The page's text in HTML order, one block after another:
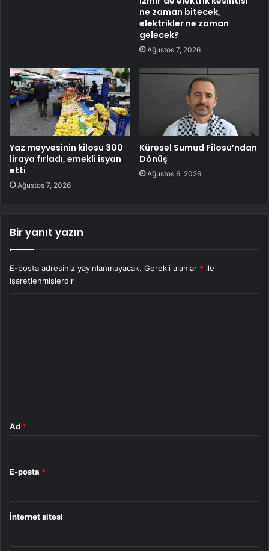
ne zaman bitecek,
elektrikler ne zaman
gelecek?
Ağustos 7, 2026
Yaz meyvesinin kilosu 300
liraya fırladı, emekli isyan
etti
Ağustos 7, 2026
Küresel Sumud Filosu’ndan
Dönüş
Ağustos 6, 2026
Bir yanıt yazın
E-posta adresiniz yayınlanmayacak. Gerekli alanlar * ile
işaretlenmişlerdir
Ad *
E-posta *
İnternet sitesi